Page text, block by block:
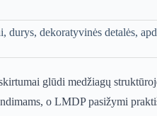
durys, dekoratyvinės detalės,
glūdi medžiagų
o LMDP pasižymi